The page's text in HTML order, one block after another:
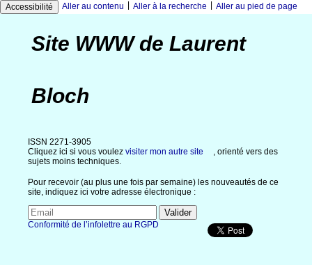
Accessibilité Aller au contenu Aller à la recherche Aller au pied de page
Site WWW de Laurent
Bloch
ISSN 2271-3905
Cliquez ici si vous voulez visiter mon autre site
, orienté vers des
sujets moins techniques.
Pour recevoir (au plus une fois par semaine) les nouveautés de ce
site, indiquez ici votre adresse électronique :
Conformité de l’infolettre au RGPD